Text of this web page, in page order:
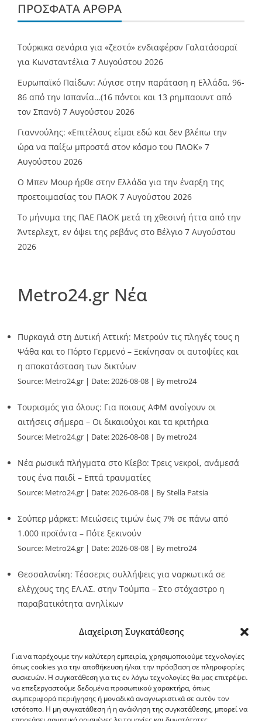
Διαχείριση Συγκατάθεσης
Για να παρέχουμε την καλύτερη εμπειρία, χρησιμοποιούμε τεχνολογίες
όπως cookies για την αποθήκευση ή/και την πρόσβαση σε πληροφορίες
συσκευών. Η συγκατάθεση για τις εν λόγω τεχνολογίες θα μας επιτρέψει
να επεξεργαστούμε δεδομένα προσωπικού χαρακτήρα, όπως
συμπεριφορά περιήγησης ή μοναδικά αναγνωριστικά σε αυτόν τον
ιστότοπο. Η μη συγκατάθεση ή η ανάκληση της συγκατάθεσης, μπορεί να
ΠΡΌΣΦΑΤΑ ΆΡΘΡΑ
Τούρκικα σενάρια για «ζεστό» ενδιαφέρον Γαλατάσαραϊ
για Κωνσταντέλια 7 Αυγούστου 2026
Ευρωπαϊκό Παίδων: Λύγισε στην παράταση η Ελλάδα, 96-
86 από την Ισπανία…(16 πόντοι και 13 ρημπαουντ από
τον Σπανό) 7 Αυγούστου 2026
Γιαννούλης: «Επιτέλους είμαι εδώ και δεν βλέπω την
ώρα να παίξω μπροστά στον κόσμο του ΠΑΟΚ» 7
Αυγούστου 2026
O Mπεν Μουρ ήρθε στην Ελλάδα για την έναρξη της
προετοιμασίας του ΠΑΟΚ 7 Αυγούστου 2026
Το μήνυμα της ΠΑΕ ΠΑΟΚ μετά τη χθεσινή ήττα από την
Άντερλεχτ, εν όψει της ρεβάνς στο Βέλγιο 7 Αυγούστου
2026
Metro24.gr Νέα
Πυρκαγιά στη Δυτική Αττική: Μετρούν τις πληγές τους η
Ψάθα και το Πόρτο Γερμενό – Ξεκίνησαν οι αυτοψίες και
η αποκατάσταση των δικτύων
Source: Metro24.gr Date: 2026-08-08 By metro24
Τουρισμός για όλους: Για ποιους ΑΦΜ ανοίγουν οι
αιτήσεις σήμερα – Οι δικαιούχοι και τα κριτήρια
Source: Metro24.gr Date: 2026-08-08 By metro24
Νέα ρωσικά πλήγματα στο Κίεβο: Τρεις νεκροί, ανάμεσά
τους ένα παιδί – Επτά τραυματίες
Source: Metro24.gr Date: 2026-08-08 By Stella Patsia
Σούπερ μάρκετ: Μειώσεις τιμών έως 7% σε πάνω από
1.000 προϊόντα – Πότε ξεκινούν
Source: Metro24.gr Date: 2026-08-08 By metro24
Θεσσαλονίκη: Τέσσερις συλλήψεις για ναρκωτικά σε
ελέγχους της ΕΛ.ΑΣ. στην Τούμπα – Στο στόχαστρο η
παραβατικότητα ανηλίκων
G-point.gr